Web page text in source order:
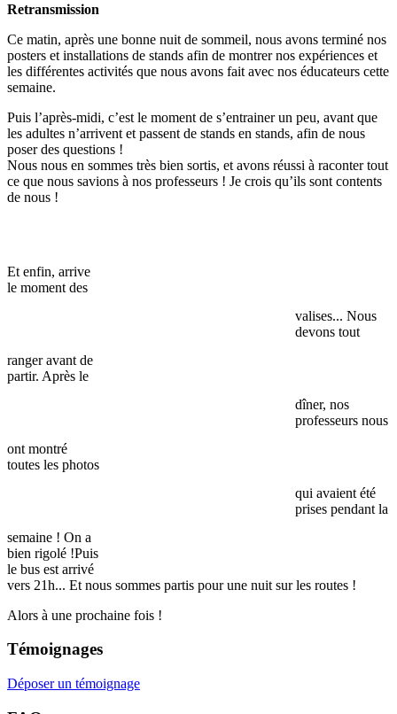
Retransmission
Ce matin, après une bonne nuit de sommeil, nous avons terminé nos
posters et installations de stands afin de montrer nos expériences et
les différentes activités que nous avons fait avec nos éducateurs cette
semaine.
Puis l’après-midi, c’est le moment de s’entrainer un peu, avant que
les adultes n’arrivent et passent de stands en stands, afin de nous
poser des questions !
Nous nous en sommes très bien sortis, et avons réussi à raconter tout
ce que nous savions à nos professeurs ! Je crois qu’ils sont contents
de nous !
Et enfin, arrive
le moment des
valises... Nous
devons tout
ranger avant de
partir. Après le
dîner, nos
professeurs nous
ont montré
toutes les photos
qui avaient été
prises pendant la
semaine ! On a
bien rigolé !Puis
le bus est arrivé
vers 21h... Et nous sommes partis pour une nuit sur les routes !
Alors à une prochaine fois !
Témoignages
Déposer un témoignage